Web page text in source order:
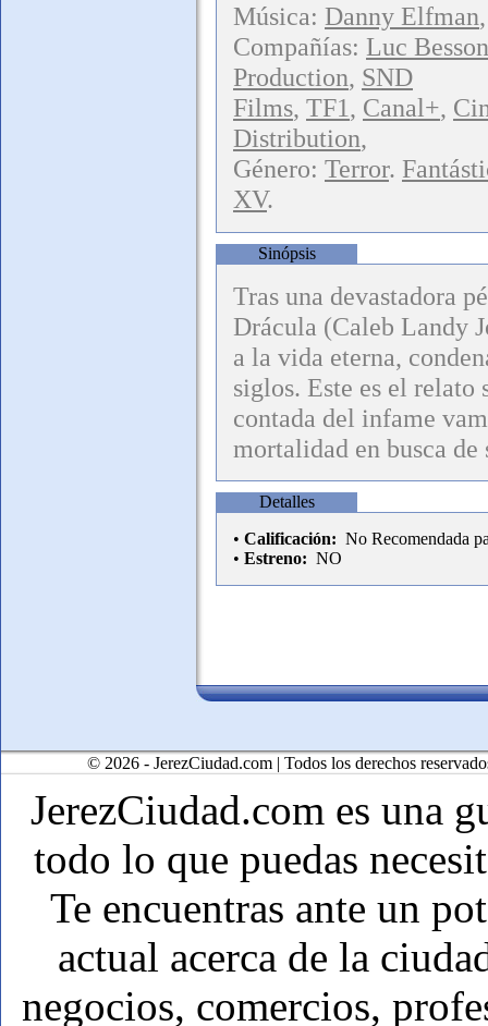
Música: Danny Elfman
Compañías: Luc
Production, SND
Films, TF1, Canal+,
Distribution,
Género: Terror.
XV.
Sinópsis
Tras una devastadora
Drácula (Caleb Landy
a la vida eterna,
siglos. Este es el relato
contada del infame
mortalidad en busca de
Detalles
• Calificación: No Recomendada
• Estreno: NO
© 2026 - JerezCiudad.com | Todos los derechos
JerezCiudad.com es una
todo lo que puedas
Te encuentras ante un
actual acerca de la
negocios, comercios,